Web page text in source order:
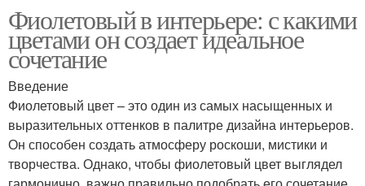
Фиолетовый в интерьере: с какими
цветами он создает идеальное
сочетание
Введение
Фиолетовый цвет – это один из самых насыщенных и
выразительных оттенков в палитре дизайна интерьеров.
Он способен создать атмосферу роскоши, мистики и
творчества. Однако, чтобы фиолетовый цвет выглядел